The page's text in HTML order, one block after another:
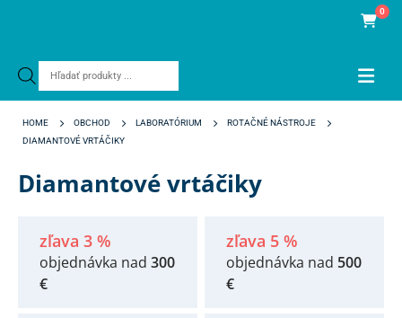
Products
0
HOME OBCHOD LABORATÓRIUM
ROTAČNÉ NÁSTROJE
DIAMANTOVÉ VRTÁČIKY
Diamantové vrtáčiky
zľava 3 %
objednávka nad 300
€
zľava 5 %
objednávka nad 500
€